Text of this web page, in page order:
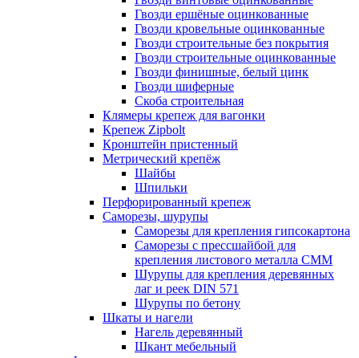
Гвозди ершёные оцинкованные
Гвозди кровельные оцинкованные
Гвозди строительные без покрытия
Гвозди строительные оцинкованные
Гвозди финишные, белый цинк
Гвозди шиферные
Скоба строительная
Клямеры крепеж для вагонки
Крепеж Zipbolt
Кронштейн пристенный
Метрический крепёж
Шайбы
Шпильки
Перфорированный крепеж
Саморезы, шурупы
Саморезы для крепления гипсокартона
Саморезы с прессшайбой для
крепления листового металла СММ
Шурупы для крепления деревянных
лаг и реек DIN 571
Шурупы по бетону
Шкаты и нагели
Нагель деревянный
Шкант мебельный